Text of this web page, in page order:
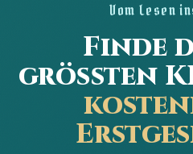
Vom Lesen
Finde
größten